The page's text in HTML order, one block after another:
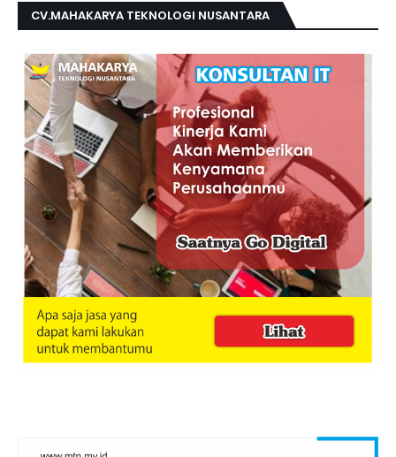
CV.MAHAKARYA TEKNOLOGI NUSANTARA